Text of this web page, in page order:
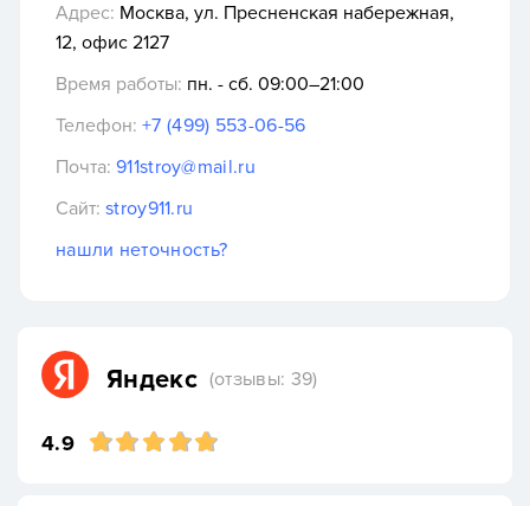
Адрес: Москва, ул. Пресненская набережная,
12, офис 2127
Время работы: пн. - сб. 09:00–21:00
Телефон: +7 (499) 553-06-56
Почта: 911stroy@mail.ru
Сайт: stroy911.ru
нашли неточность?
Яндекс (отзывы: 39)
4.9